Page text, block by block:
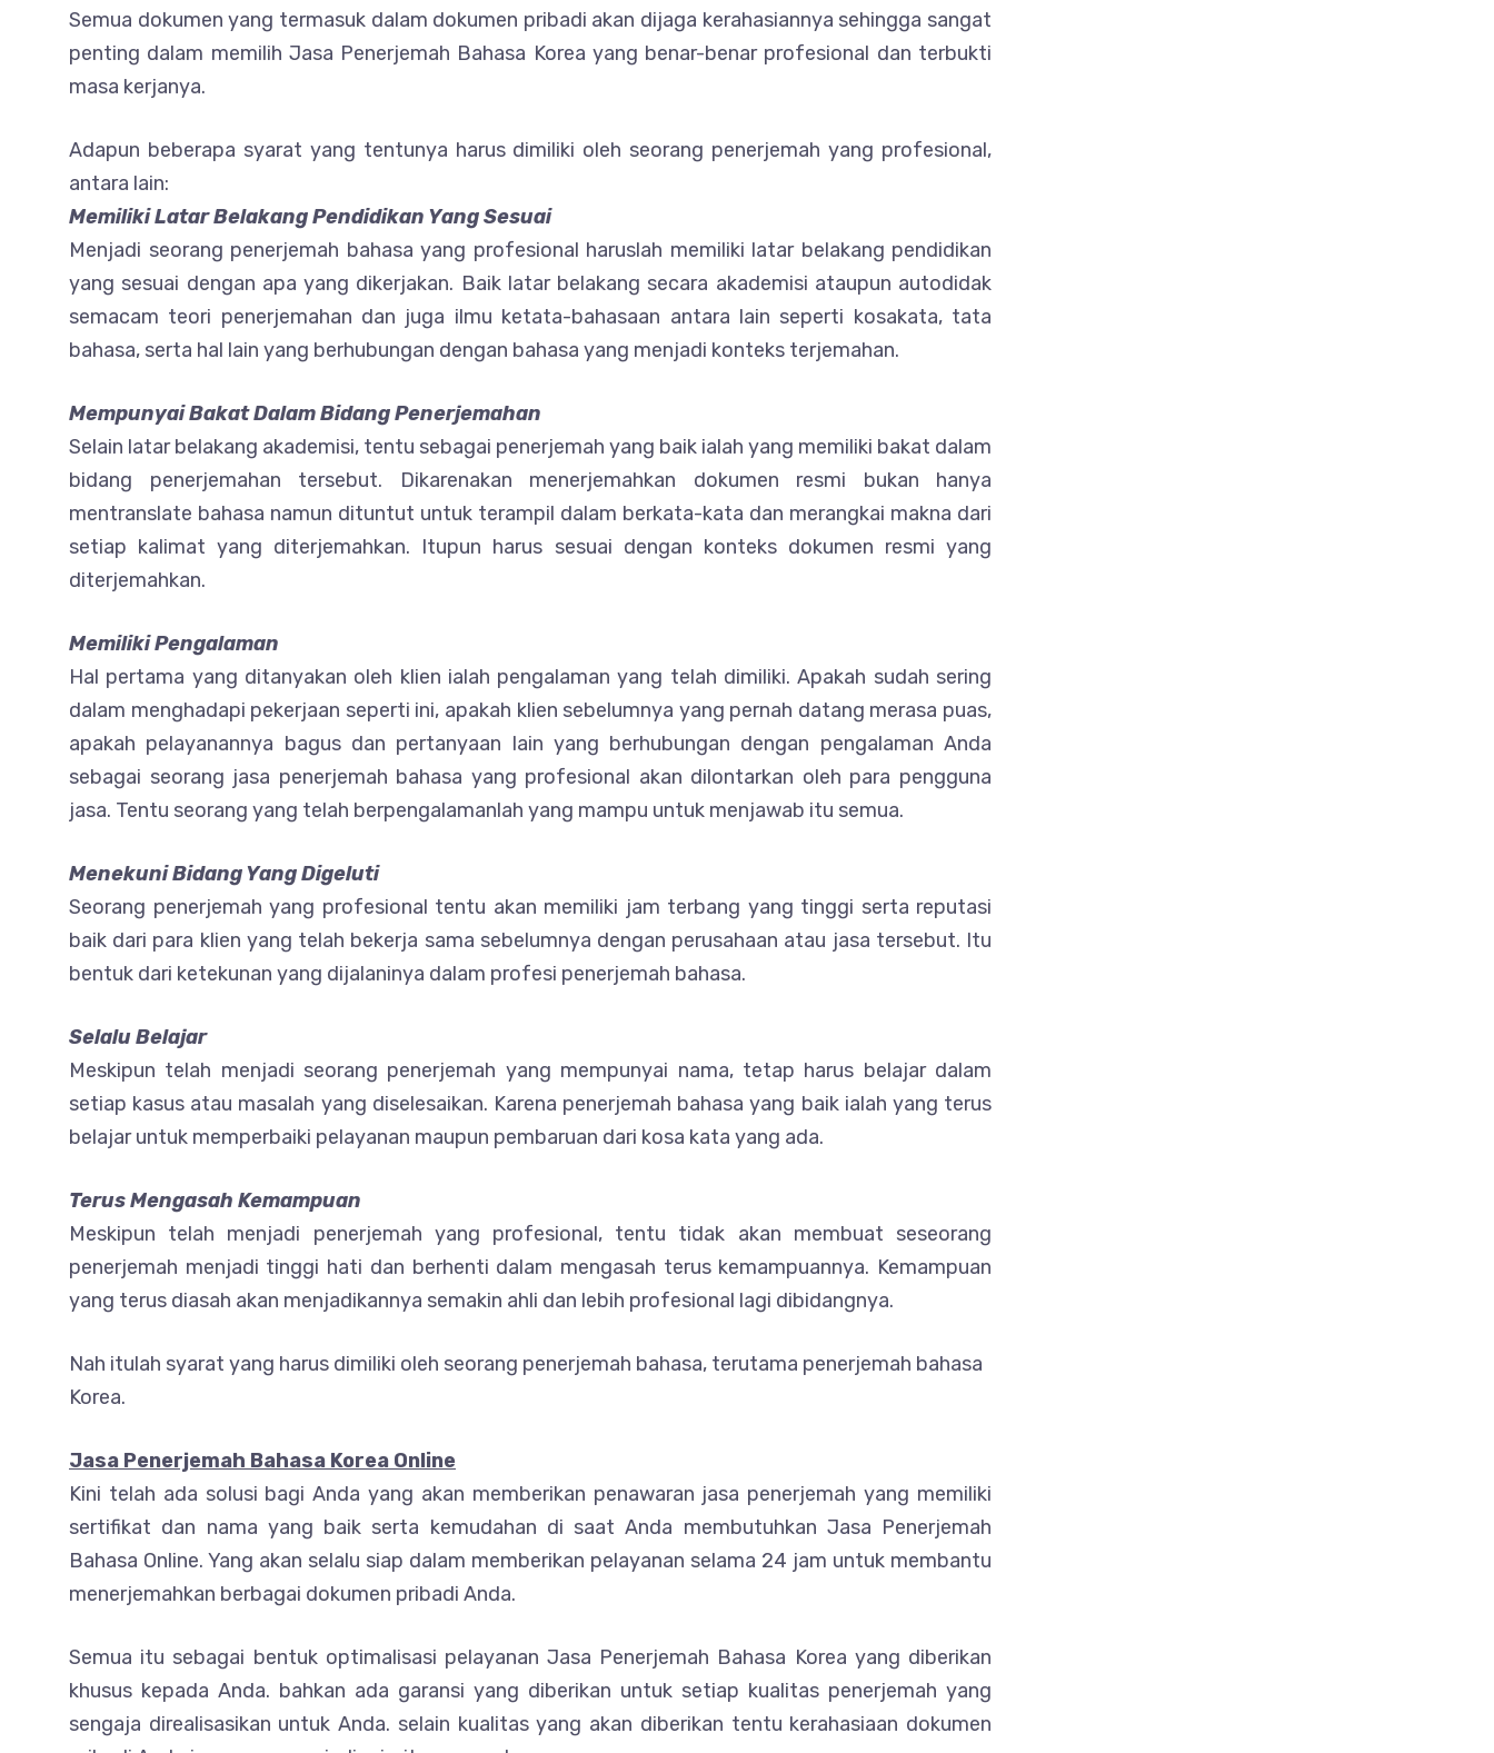
Semua dokumen yang termasuk dalam dokumen pribadi akan dijaga kerahasiannya sehingga sangat
penting dalam memilih Jasa Penerjemah Bahasa Korea yang benar-benar profesional dan terbukti
masa kerjanya.
Adapun beberapa syarat yang tentunya harus dimiliki oleh seorang penerjemah yang profesional,
antara lain:
Memiliki Latar Belakang Pendidikan Yang Sesuai
Menjadi seorang penerjemah bahasa yang profesional haruslah memiliki latar belakang pendidikan
yang sesuai dengan apa yang dikerjakan. Baik latar belakang secara akademisi ataupun autodidak
semacam teori penerjemahan dan juga ilmu ketata-bahasaan antara lain seperti kosakata, tata
bahasa, serta hal lain yang berhubungan dengan bahasa yang menjadi konteks terjemahan.
Mempunyai Bakat Dalam Bidang Penerjemahan
Selain latar belakang akademisi, tentu sebagai penerjemah yang baik ialah yang memiliki bakat dalam
bidang penerjemahan tersebut. Dikarenakan menerjemahkan dokumen resmi bukan hanya
mentranslate bahasa namun dituntut untuk terampil dalam berkata-kata dan merangkai makna dari
setiap kalimat yang diterjemahkan. Itupun harus sesuai dengan konteks dokumen resmi yang
diterjemahkan.
Memiliki Pengalaman
Hal pertama yang ditanyakan oleh klien ialah pengalaman yang telah dimiliki. Apakah sudah sering
dalam menghadapi pekerjaan seperti ini, apakah klien sebelumnya yang pernah datang merasa puas,
apakah pelayanannya bagus dan pertanyaan lain yang berhubungan dengan pengalaman Anda
sebagai seorang jasa penerjemah bahasa yang profesional akan dilontarkan oleh para pengguna
jasa. Tentu seorang yang telah berpengalamanlah yang mampu untuk menjawab itu semua.
Menekuni Bidang Yang Digeluti
Seorang penerjemah yang profesional tentu akan memiliki jam terbang yang tinggi serta reputasi
baik dari para klien yang telah bekerja sama sebelumnya dengan perusahaan atau jasa tersebut. Itu
bentuk dari ketekunan yang dijalaninya dalam profesi penerjemah bahasa.
Selalu Belajar
Meskipun telah menjadi seorang penerjemah yang mempunyai nama, tetap harus belajar dalam
setiap kasus atau masalah yang diselesaikan. Karena penerjemah bahasa yang baik ialah yang terus
belajar untuk memperbaiki pelayanan maupun pembaruan dari kosa kata yang ada.
Terus Mengasah Kemampuan
Meskipun telah menjadi penerjemah yang profesional, tentu tidak akan membuat seseorang
penerjemah menjadi tinggi hati dan berhenti dalam mengasah terus kemampuannya. Kemampuan
yang terus diasah akan menjadikannya semakin ahli dan lebih profesional lagi dibidangnya.
Nah itulah syarat yang harus dimiliki oleh seorang penerjemah bahasa, terutama penerjemah bahasa
Korea.
Jasa Penerjemah Bahasa Korea Online
Kini telah ada solusi bagi Anda yang akan memberikan penawaran jasa penerjemah yang memiliki
sertifikat dan nama yang baik serta kemudahan di saat Anda membutuhkan Jasa Penerjemah
Bahasa Online. Yang akan selalu siap dalam memberikan pelayanan selama 24 jam untuk membantu
menerjemahkan berbagai dokumen pribadi Anda.
Semua itu sebagai bentuk optimalisasi pelayanan Jasa Penerjemah Bahasa Korea yang diberikan
khusus kepada Anda. bahkan ada garansi yang diberikan untuk setiap kualitas penerjemah yang
sengaja direalisasikan untuk Anda. selain kualitas yang akan diberikan tentu kerahasiaan dokumen